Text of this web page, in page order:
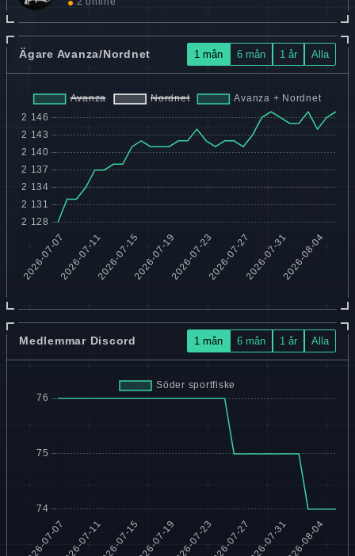
Ägare Avanza/Nordnet 1 mån 6 mån 1 år Alla
Medlemmar Discord 1 mån 6 mån 1 år Alla